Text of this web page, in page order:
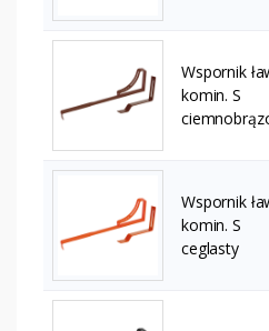
Wspornik
komin. S
Wspornik
komin. S
ceglasty